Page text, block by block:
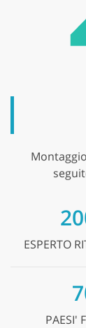
ESPERTO
PAESI'